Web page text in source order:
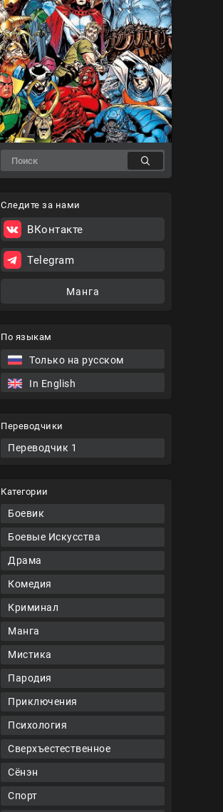
По языкам
Только на русском
In English
Переводчики
Переводчик 1
Категории
Боевик
Боевые Искусства
Драма
Комедия
Криминал
Манга
Мистика
Пародия
Приключения
Психология
Сверхъестественное
Сёнэн
Спорт
Следите за нами
ВКонтакте
Telegram
Манга